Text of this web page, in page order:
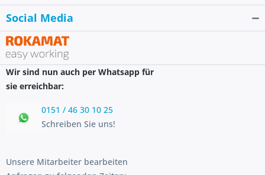
Social Media
Wir sind nun auch per Whatsapp für
sie erreichbar:
0151 / 46 30 10 25
Schreiben Sie uns!
Unsere Mitarbeiter bearbeiten